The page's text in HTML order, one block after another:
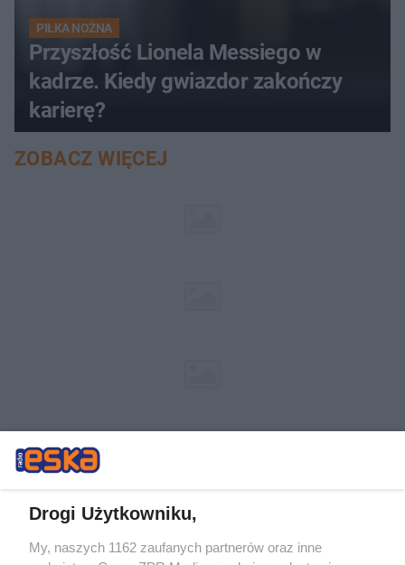
PIŁKA NOŻNA
Przyszłość Lionela Messiego w
kadrze. Kiedy gwiazdor zakończy
karierę?
ZOBACZ WIĘCEJ
Drogi Użytkowniku,
My, naszych 1162 zaufanych partnerów oraz inne